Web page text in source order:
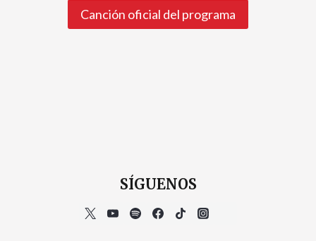
Canción oficial del programa
SÍGUENOS